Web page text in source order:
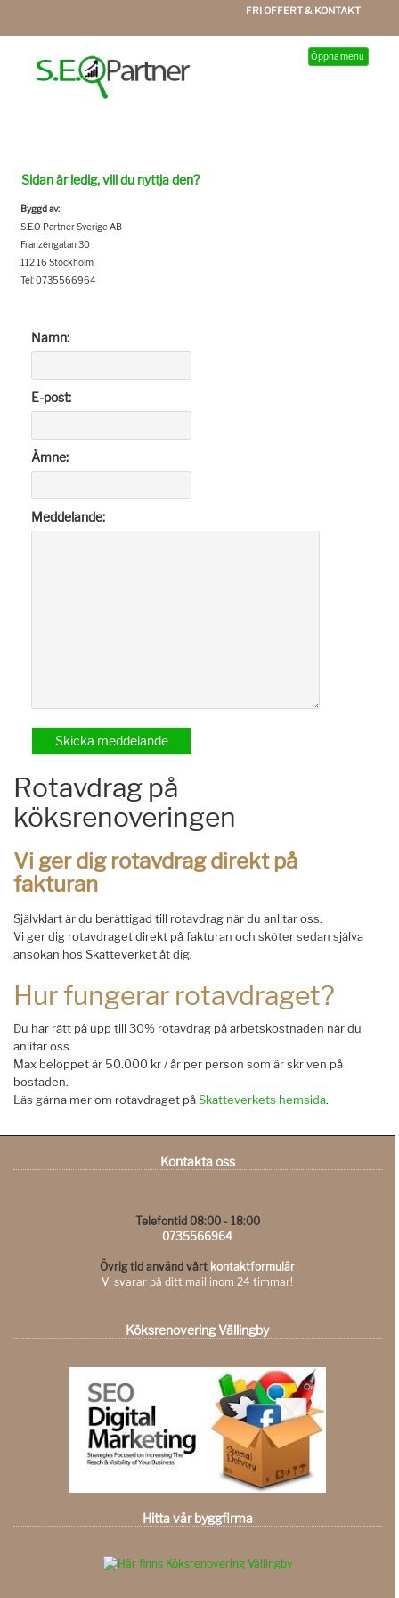
FRI OFFERT & KONTAKT
Öppna menu
Sidan är ledig, vill du nyttja den?
Byggd av:
S.E.O Partner Sverige AB
Franzéngatan 30
112 16 Stockholm
Tel: 0735566964
Namn:
E-post:
Ämne:
Meddelande:
Rotavdrag på
köksrenoveringen
Vi ger dig rotavdrag direkt på
fakturan
Självklart är du berättigad till rotavdrag när du anlitar oss.
Vi ger dig rotavdraget direkt på fakturan och sköter sedan själva
ansökan hos Skatteverket åt dig.
Hur fungerar rotavdraget?
Du har rätt på upp till 30% rotavdrag på arbetskostnaden när du
anlitar oss.
Max beloppet är 50.000 kr / år per person som är skriven på
bostaden.
Läs gärna mer om rotavdraget påSkatteverkets hemsida.
Kontakta oss
Telefontid 08:00 - 18:00
0735566964
Övrig tid använd vårt kontaktformulär
Vi svarar på ditt mail inom 24 timmar!
Köksrenovering Vällingby
Hitta vår byggfirma